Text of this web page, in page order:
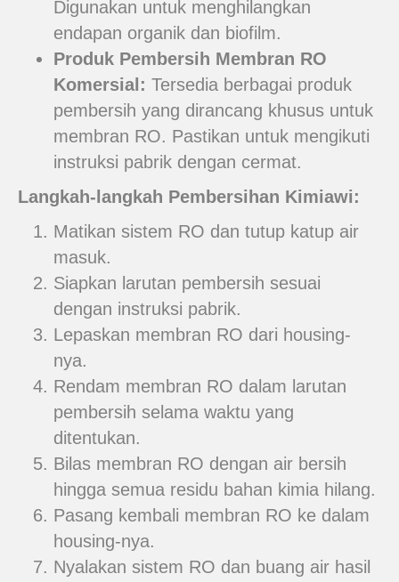
Digunakan untuk menghilangkan
endapan organik dan biofilm.
Produk Pembersih Membran RO
Komersial: Tersedia berbagai produk
pembersih yang dirancang khusus untuk
membran RO. Pastikan untuk mengikuti
instruksi pabrik dengan cermat.
Langkah-langkah Pembersihan Kimiawi:
Matikan sistem RO dan tutup katup air
masuk.
Siapkan larutan pembersih sesuai
dengan instruksi pabrik.
Lepaskan membran RO dari housing-
nya.
Rendam membran RO dalam larutan
pembersih selama waktu yang
ditentukan.
Bilas membran RO dengan air bersih
hingga semua residu bahan kimia hilang.
Pasang kembali membran RO ke dalam
housing-nya.
Nyalakan sistem RO dan buang air hasil